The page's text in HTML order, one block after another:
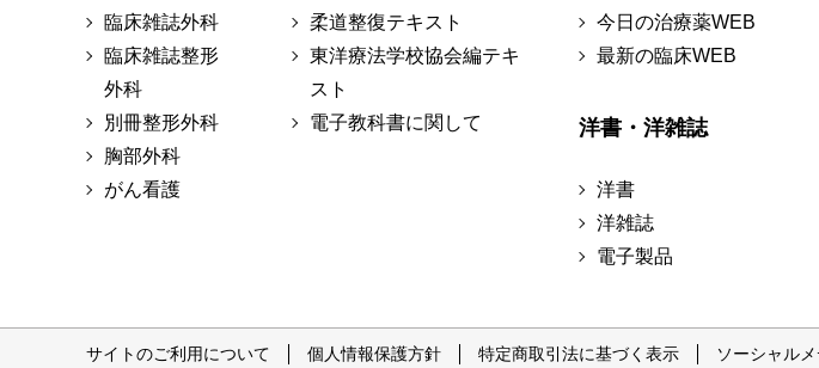
臨床雑誌外科
臨床雑誌整形
外科
別冊整形外科
胸部外科
がん看護
柔道整復テキスト
東洋療法学校協会編テキ
スト
電子教科書に関して
今日の治療薬WEB
最新の臨床WEB
洋書・洋雑誌
洋書
洋雑誌
電子製品
サイトのご利用について 個人情報保護方針 特定商取引法に基づく表示 ソーシャル